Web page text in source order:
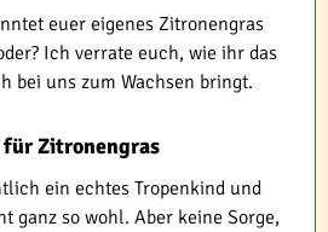
euer eigenes Zitronengras
Ich verrate euch, wie ihr das
bei uns zum Wachsen bringt.
Zitronengras
ein echtes Tropenkind und
ganz so wohl. Aber keine Sorge,